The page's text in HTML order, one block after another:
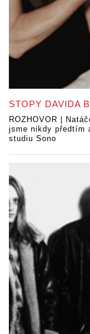
STOPY DAVIDA
ROZHOVOR |
jsme nikdy předtím
studiu Sono